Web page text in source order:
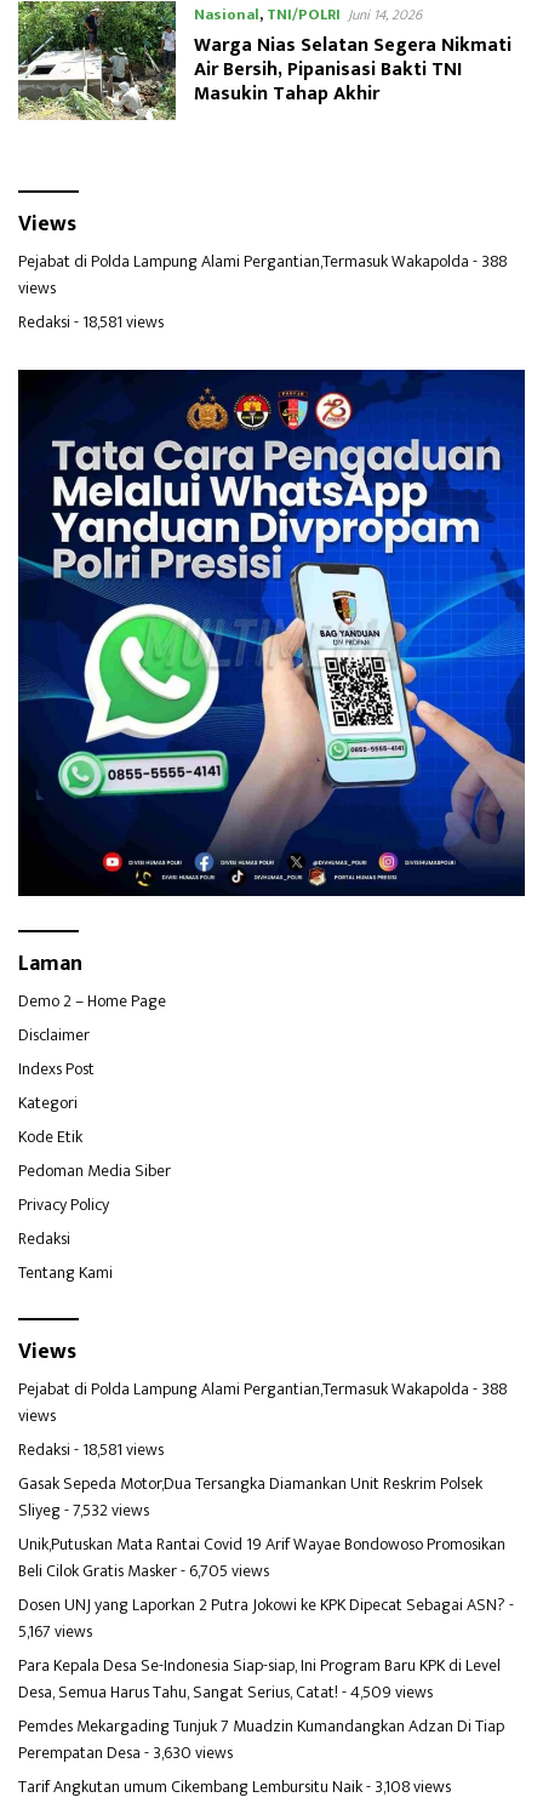
Nasional,TNI/POLRI Juni 14, 2026
Warga Nias Selatan Segera Nikmati
Air Bersih, Pipanisasi Bakti TNI
Masukin Tahap Akhir
Views
Pejabat di Polda Lampung Alami Pergantian,Termasuk Wakapolda- 388
views
Redaksi- 18,581 views
Laman
Demo 2 – Home Page
Disclaimer
Indexs Post
Kategori
Kode Etik
Pedoman Media Siber
Privacy Policy
Redaksi
Tentang Kami
Views
Pejabat di Polda Lampung Alami Pergantian,Termasuk Wakapolda- 388
views
Redaksi- 18,581 views
Gasak Sepeda Motor,Dua Tersangka Diamankan Unit Reskrim Polsek
Sliyeg- 7,532 views
Unik,Putuskan Mata Rantai Covid 19 Arif Wayae Bondowoso Promosikan
Beli Cilok Gratis Masker- 6,705 views
Dosen UNJ yang Laporkan 2 Putra Jokowi ke KPK Dipecat Sebagai ASN?-
5,167 views
Para Kepala Desa Se-Indonesia Siap-siap, Ini Program Baru KPK di Level
Desa, Semua Harus Tahu, Sangat Serius, Catat!- 4,509 views
Pemdes Mekargading Tunjuk 7 Muadzin Kumandangkan Adzan Di Tiap
Perempatan Desa- 3,630 views
Tarif Angkutan umum Cikembang Lembursitu Naik- 3,108 views